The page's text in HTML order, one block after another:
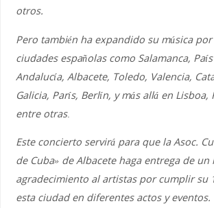
otros.
Pero también ha expandido su música
ciudades españolas como Salamanca,
Andalucía, Albacete, Toledo, Valencia,
Galicia, París, Berlín, y más allá en Lisboa,
entre otras.
Este concierto servirá para que la Asoc.
de Cuba» de Albacete haga entrega de un
agradecimiento al artistas por cumplir su
esta ciudad en diferentes actos y eventos.